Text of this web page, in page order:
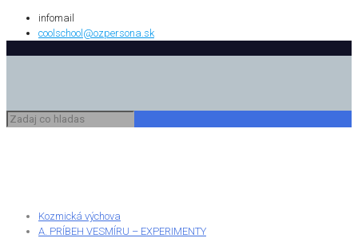
infomail
coolschool@ozpersona.sk
Kozmická výchova
A. PRÍBEH VESMÍRU – EXPERIMENTY